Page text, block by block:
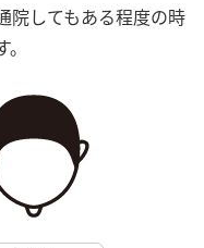
院してもある程度の時